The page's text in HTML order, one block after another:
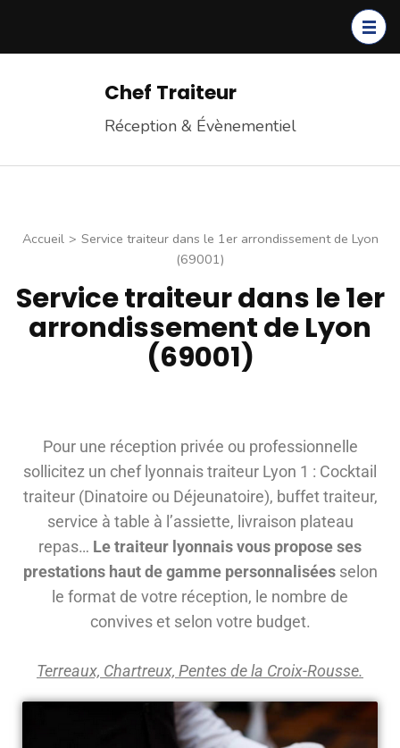
Chef Traiteur
Réception & Évènementiel
Accueil > Service traiteur dans le 1er arrondissement de Lyon
(69001)
Service traiteur dans le 1er
arrondissement de Lyon
(69001)
Pour une réception privée ou professionnelle
sollicitez un chef lyonnais traiteur Lyon 1 : Cocktail
traiteur (Dinatoire ou Déjeunatoire), buffet traiteur,
service à table à l’assiette, livraison plateau
repas… Le traiteur lyonnais vous propose ses
prestations haut de gamme personnaliséesselon
le format de votre réception, le nombre de
convives et selon votre budget.
Terreaux, Chartreux, Pentes de la Croix-Rousse.